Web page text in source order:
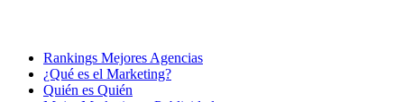
Rankings Mejores Agencias
¿Qué es el Marketing?
Quién es Quién